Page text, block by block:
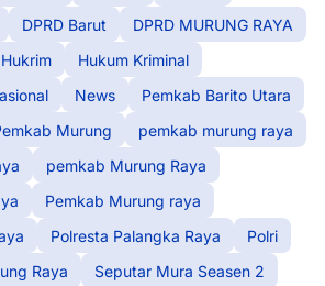
DPRD Barut
DPRD MURUNG RAYA
Hukrim
Hukum Kriminal
News
Pemkab Barito Utara
Murung
pemkab murung raya
pemkab Murung Raya
Pemkab Murung raya
Polresta Palangka Raya
Polri
Raya
Seputar Mura Seasen 2